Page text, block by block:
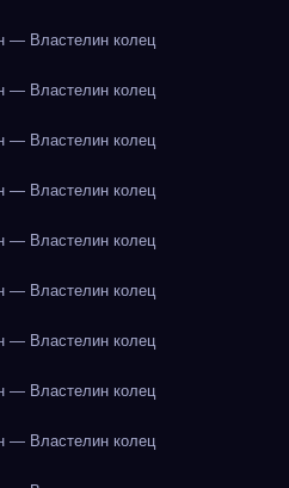
— Властелин колец
— Властелин колец
— Властелин колец
— Властелин колец
— Властелин колец
— Властелин колец
— Властелин колец
— Властелин колец
— Властелин колец